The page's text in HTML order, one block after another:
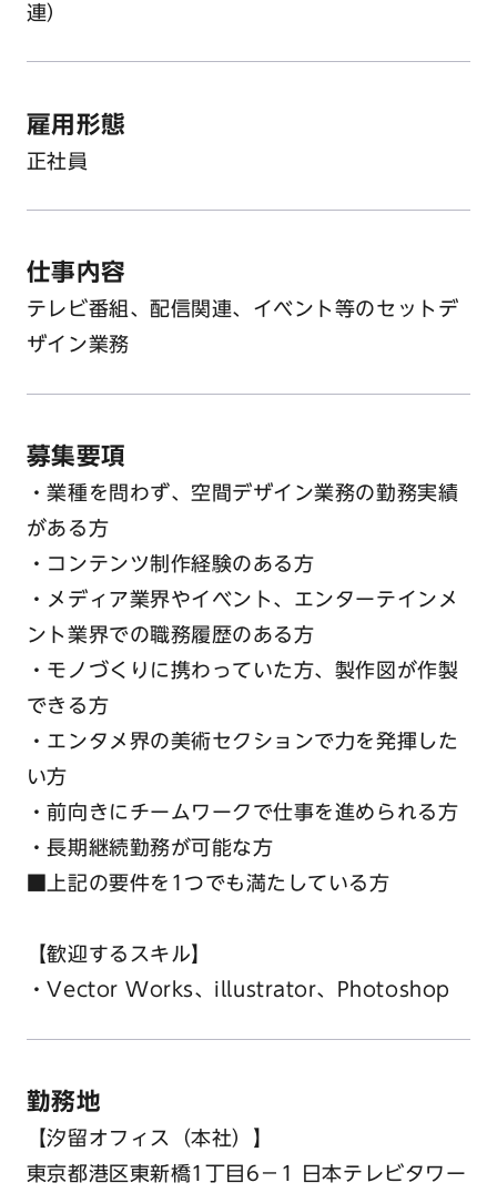
連）
雇用形態
正社員
仕事内容
テレビ番組、配信関連、イベント等のセットデ
ザイン業務
募集要項
・業種を問わず、空間デザイン業務の勤務実績
がある方
・コンテンツ制作経験のある方
・メディア業界やイベント、エンターテインメ
ント業界での職務履歴のある方
・モノづくりに携わっていた方、製作図が作製
できる方
・エンタメ界の美術セクションで力を発揮した
い方
・前向きにチームワークで仕事を進められる方
・長期継続勤務が可能な方
■上記の要件を1つでも満たしている方
【歓迎するスキル】
・Vector Works、illustrator、Photoshop
勤務地
【汐留オフィス（本社）】
東京都港区東新橋1丁目6−1 日本テレビタワー